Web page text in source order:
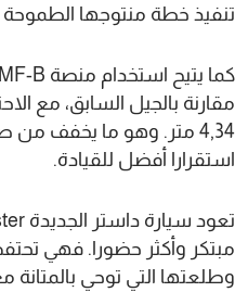
تنفيذ خطة منتوجها
مقارنة بالجيل السابق، مع
4,34 متر. وهو ما يخفف
استقرارا أفضل للقيادة.
مبتكر وأكثر حضورا. فهي
وطلعتها التي توحي بالمتانة